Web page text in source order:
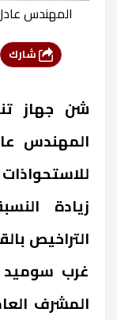
المهندس عادل
المهندس
زيادة
التراخيص
غرب سوميد
المشرف